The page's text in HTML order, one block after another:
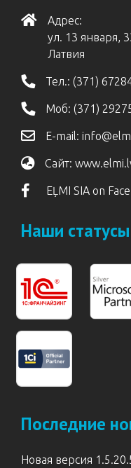
Адрес:
ул. 13 января,
Латвия
Тел.: (371)
Моб: (371)
E-mail:
Сайт:
EĻMI SIA on
Наши статусы
Последние
Новая версия